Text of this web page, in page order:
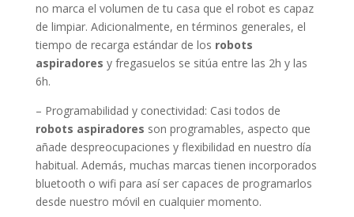
no marca el volumen de tu casa que el robot es capaz
de limpiar. Adicionalmente, en términos generales, el
tiempo de recarga estándar de los robots
aspiradores y fregasuelos se sitúa entre las 2h y las
6h.
– Programabilidad y conectividad: Casi todos de
robots aspiradores son programables, aspecto que
añade despreocupaciones y flexibilidad en nuestro día
habitual. Además, muchas marcas tienen incorporados
bluetooth o wifi para así ser capaces de programarlos
desde nuestro móvil en cualquier momento.